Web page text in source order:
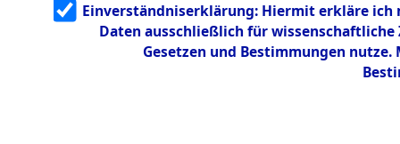
g
5.3.3
Todesmärsch
Einverständniserklärung: Hiermit erkläre ich
Daten ausschließlich für
Gesetzen und Bestimmungen